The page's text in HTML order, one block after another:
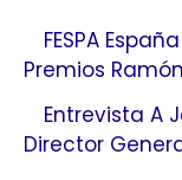
FESPA
Premios
Entrevista A
Director